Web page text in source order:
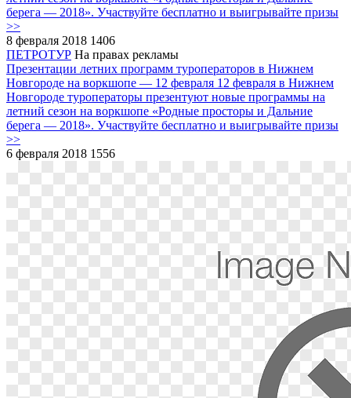
берега ― 2018». Участвуйте бесплатно и выигрывайте призы
>>
8 февраля 2018 1406
ПЕТРОТУР На правах рекламы
Презентации летних программ туроператоров в Нижнем
Новгороде на воркшопе ― 12 февраля 12 февраля в Нижнем
Новгороде туроператоры презентуют новые программы на
летний сезон на воркшопе «Родные просторы и Дальние
берега ― 2018». Участвуйте бесплатно и выигрывайте призы
>>
6 февраля 2018 1556